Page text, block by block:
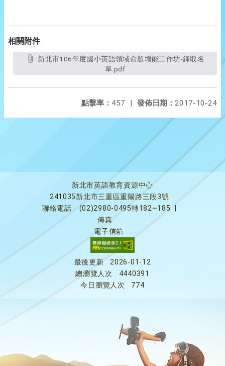
相關附件
單.pdf
發佈日期： 2017-10-24
點擊率： 457 |
新北市英語教育資源中心
241035新北市三重區重陽路三段3號
聯絡電話
(02)2980-0495轉182~185
傳真
電子信箱
最後更新
2026-01-12
總瀏覽人次
4440391
今日瀏覽人次
774